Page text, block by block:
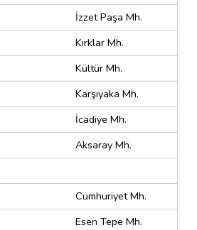
İzzet Paşa Mh.
Kırklar Mh.
Kültür Mh.
Karşıyaka Mh.
İcadiye Mh.
Aksaray Mh.
Cumhuriyet Mh.
Esen Tepe Mh.